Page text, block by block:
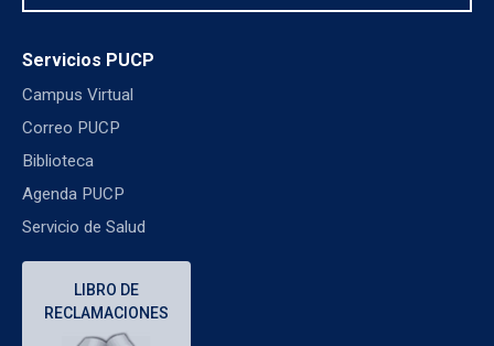
Servicios PUCP
Campus Virtual
Correo PUCP
Biblioteca
Agenda PUCP
Servicio de Salud
LIBRO DE
RECLAMACIONES